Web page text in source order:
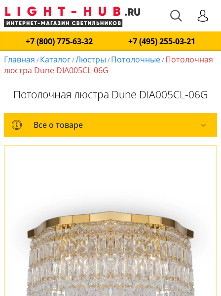
+7 (800) 775-63-32
+7 (495) 255-03-21
Главная / Каталог/Люстры / Потолочные/ Потолочная
люстра Dune DIA005CL-06G
Потолочная люстра Dune DIA005CL-06G
Все о товаре
Все о товаре
Оплата и доставка
Обмен и возврат
Установка
FAQ